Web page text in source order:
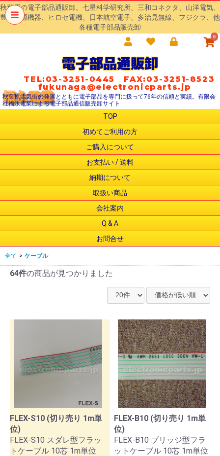
秋葉原の電子部品通販卸。七星科学研究所、三和コネクタ、山洋電気、
豊澄電源機器、ヒロセ電機、日本航空電子、多治見無線、フジクラ、他
各種電子部品販売卸
0
電子部品通販卸
TEL:03-3251-0445 FAX:03-3251-8523
fukunaga@electronicparts.jp
秋葉原電気街の発展とともに電子部品を専門に扱って76年の信頼と実績。有限会
社福永電業による電子部品通信販売卸サイト
TOP
初めてご利用の方
ご購入について
お支払い / 送料
納期について
取扱い商品
会社案内
Q & A
お問合せ
全て > ケーブル
64件の商品が見つかりました
FLEX-S10 (切り売り 1m単
位)
FLEX-S10 スダレ型フラッ
トケーブル 10芯 1m単位
FLEX-B10 (切り売り 1m単
位)
FLEX-B10 ブリッジ型フラ
ットケーブル 10芯 1m単位